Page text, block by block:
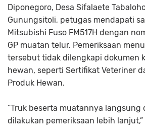
Diponegoro, Desa Sifalaete
Gunungsitoli, petugas mendapati
Mitsubishi Fuso FM517H dengan
GP muatan telur. Pemeriksaan
tersebut tidak dilengkapi dokumen
hewan, seperti Sertifikat Veteriner
Produk Hewan.
“Truk beserta muatannya
dilakukan pemeriksaan lebih lanjut,”